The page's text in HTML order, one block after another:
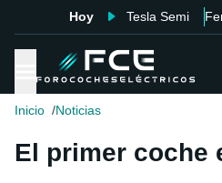
Hoy Tesla Semi
Inicio Noticias
El primer coche